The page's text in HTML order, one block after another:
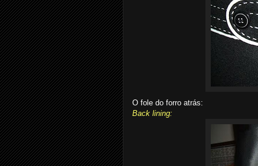
O fole do forro atrás:
Back lining: